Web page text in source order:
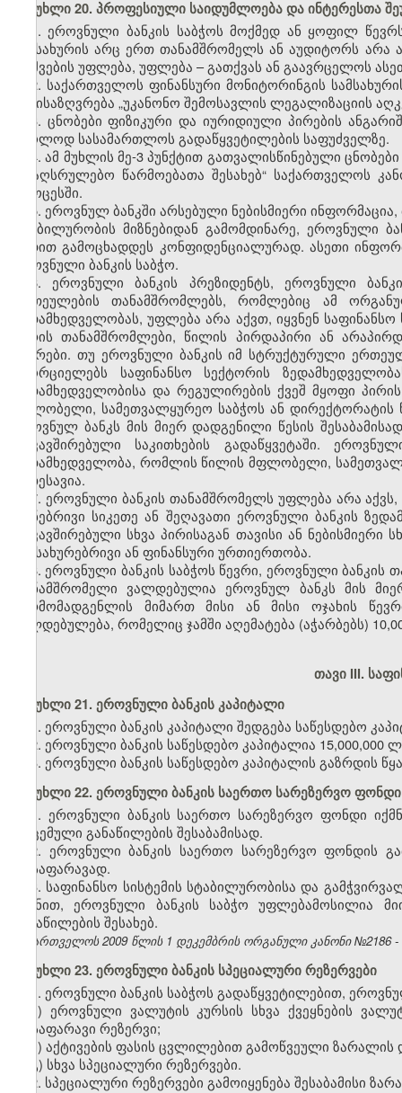
მუხლი 20. პროფესიული საიდუმლოება და ინტერესთა
1. ეროვნული ბანკის საბჭოს მოქმედ ან ყოფილ
სამსახურის არც ერთ თანამშრომელს ან აუდიტორს
დაშვების უფლება, უფლება – გათქვას ან გაავრცელოს
2. საქართველოს ფინანსური მონიტორინგის
განისაზღვრება „უკანონო შემოსავლის ლეგალიზაციის
3. ცნობები ფიზიკური და იურიდიული პირების
მხოლოდ სასამართლოს გადაწყვეტილების საფუძველზე.
4. ამ მუხლის მე-3 პუნქტით გათვალისწინებული
„სააღსრულებო წარმოებათა შესახებ“ საქართველოს
პროცესში.
5. ეროვნულ ბანკში არსებული ნებისმიერი
სტაბილურობის მიზნებიდან გამომდინარე, ეროვნული
ვადით გამოცხადდეს კონფიდენციალურად. ასეთი
ეროვნული ბანკის საბჭო.
6. ეროვნული ბანკის პრეზიდენტს, ეროვნული
ერთეულების თანამშრომლებს, რომლებიც ამ
ზედამხედველობას, უფლება არა აქვთ, იყვნენ
პირის თანამშრომლები, წილის პირდაპირი ან
წევრები. თუ ეროვნული ბანკის იმ სტრუქტურული
ახორციელებს საფინანსო სექტორის
ზედამხედველობისა და რეგულირების ქვეშ მყოფი
მფლობელი, სამეთვალყურეო საბჭოს ან დირექტორატის
ეროვნულ ბანკს მის მიერ დადგენილი წესის
დაკავშირებული საკითხების გადაწყვეტაში.
ზედამხედველობა, რომლის წილის მფლობელი,
ნათესავია.
7. ეროვნული ბანკის თანამშრომელს უფლება არა
ქონებრივი სიკეთე ან შეღავათი ეროვნული ბანკის
დაკავშირებული სხვა პირისაგან თავისი ან
სამსახურებრივი ან ფინანსური ურთიერთობა.
8. ეროვნული ბანკის საბჭოს წევრი, ეროვნული
თანამშრომელი ვალდებულია ეროვნულ ბანკს მის
წარმომადგენლის მიმართ მისი ან მისი ოჯახის
ვალდებულება, რომელიც ჯამში აღემატება (აჭარბებს)
თავი III.
მუხლი 21. ეროვნული ბანკის კაპიტალი
1. ეროვნული ბანკის კაპიტალი შედგება საწესდებო
2. ეროვნული ბანკის საწესდებო კაპიტალია 15,000,000
3. ეროვნული ბანკის საწესდებო კაპიტალის გაზრდის
მუხლი 22. ეროვნული ბანკის საერთო სარეზერვო ფონდი
1. ეროვნული ბანკის საერთო სარეზერვო ფონდი
მოცემული განაწილების შესაბამისად.
2. ეროვნული ბანკის საერთო სარეზერვო ფონდის
დასაფარავად.
3. საფინანსო სისტემის სტაბილურობისა და
მიზნით, ეროვნული ბანკის საბჭო უფლებამოსილია
განაწილების შესახებ.
საქართველოს 2009 წლის 1 დეკემბრის ორგანული კანონი №2186 -
მუხლი 23. ეროვნული ბანკის სპეციალური რეზერვები
1. ეროვნული ბანკის საბჭოს გადაწყვეტილებით,
ა) ეროვნული ვალუტის კურსის სხვა ქვეყნების
დასაფარავი რეზერვი;
ბ) აქტივების ფასის ცვლილებით გამოწვეული ზარალის
გ) სხვა სპეციალური რეზერვები.
2. სპეციალური რეზერვები გამოიყენება შესაბამისი